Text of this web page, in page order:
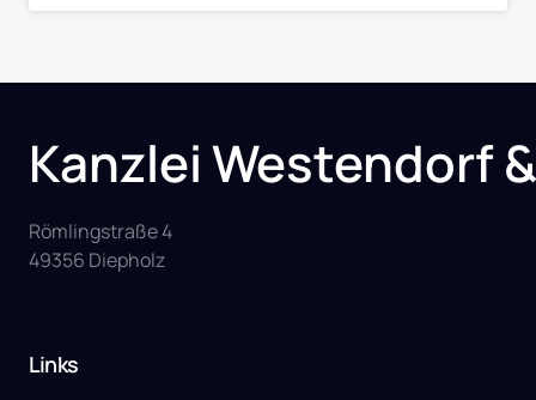
Kanzlei Westendorf
Römlingstraße 4
49356 Diepholz
Links